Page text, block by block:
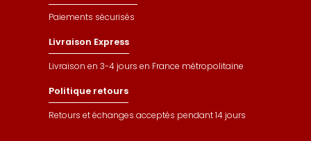
Paiements sécurisés
Livraison Express
Livraison en 3-4 jours en France métropolitaine
Politique retours
Retours et échanges acceptés pendant 14 jours